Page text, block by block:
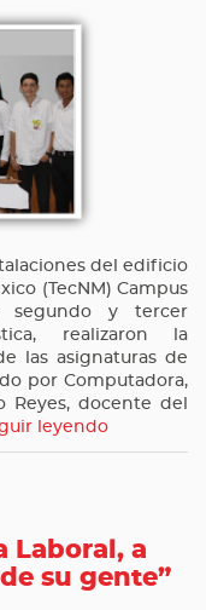
del edificio
(TecNM) Campus
segundo y tercer
realizaron la
las asignaturas de
por Computadora,
Reyes, docente del
leyendo
Laboral, a
su gente”